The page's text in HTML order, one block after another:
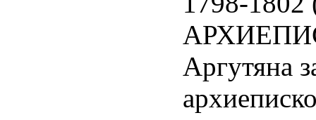
Аргутяна